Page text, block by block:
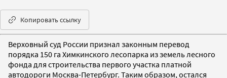
Копировать ссылку
Верховный суд России признал законным перевод
порядка 150 га Химкинского лесопарка из земель лесного
фонда для строительства первого участка платной
автодороги Москва-Петербург. Таким образом, остался